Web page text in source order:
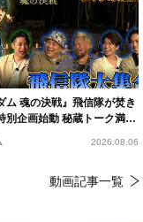
ム 魂の決戦』飛信隊が焚き
別企画始動 秘蔵トーク満載
ダムキャンプ”開催
2026.08.06
動画記事一覧